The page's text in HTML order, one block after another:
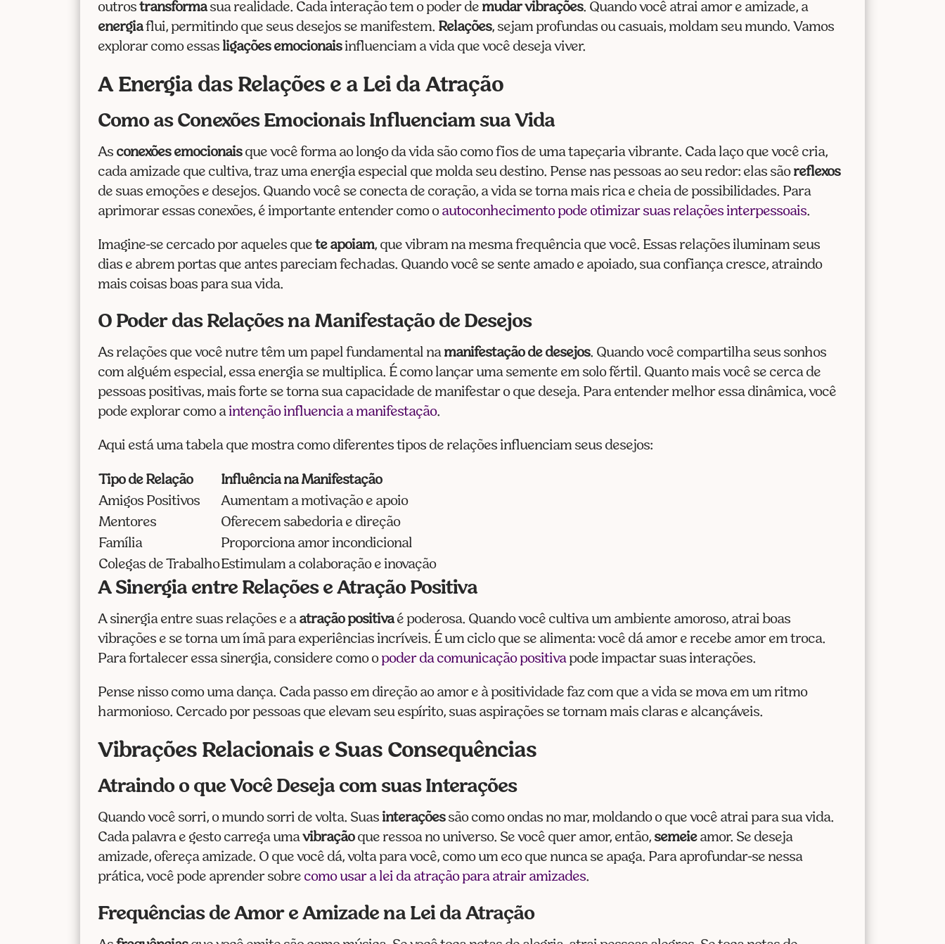
cima
ou
diminuir
o
volume.
outrostransformasua realidade. Cada interação tem o poder de mudar vibrações. Quando você atrai amor e amizade, a
energiaflui, permitindo que seus desejos se manifestem. Relações, sejam profundas ou casuais, moldam seu mundo. Vamos
explorar como essas ligações emocionaisinfluenciam a vida que você deseja viver.
A Energia das Relações e a Lei da Atração
Como as Conexões Emocionais Influenciam sua Vida
As conexões emocionaisque você forma ao longo da vida são como fios de uma tapeçaria vibrante. Cada laço que você cria,
cada amizade que cultiva, traz uma energia especial que molda seu destino. Pense nas pessoas ao seu redor: elas são reflexos
de suas emoções e desejos. Quando você se conecta de coração, a vida se torna mais rica e cheia de possibilidades. Para
aprimorar essas conexões, é importante entender como o autoconhecimento pode otimizar suas relações interpessoais.
Imagine-se cercado por aqueles quete apoiam, que vibram na mesma frequência que você. Essas relações iluminam seus
dias e abrem portas que antes pareciam fechadas. Quando você se sente amado e apoiado, sua confiança cresce, atraindo
mais coisas boas para sua vida.
O Poder das Relações na Manifestação de Desejos
As relações que você nutre têm um papel fundamental na manifestação de desejos. Quando você compartilha seus sonhos
com alguém especial, essa energia se multiplica. É como lançar uma semente em solo fértil. Quanto mais você se cerca de
pessoas positivas, mais forte se torna sua capacidade de manifestar o que deseja. Para entender melhor essa dinâmica, você
pode explorar como a intenção influencia a manifestação.
Aqui está uma tabela que mostra como diferentes tipos de relações influenciam seus desejos:
Tipo de Relação
Influência na Manifestação
Amigos Positivos
Aumentam a motivação e apoio
Mentores
Oferecem sabedoria e direção
Família
Proporciona amor incondicional
Colegas de TrabalhoEstimulam a colaboração e inovação
A Sinergia entre Relações e Atração Positiva
A sinergia entre suas relações e a atração positivaé poderosa. Quando você cultiva um ambiente amoroso, atrai boas
vibrações e se torna um ímã para experiências incríveis. É um ciclo que se alimenta: você dá amor e recebe amor em troca.
Para fortalecer essa sinergia, considere como o poder da comunicação positivapode impactar suas interações.
Pense nisso como uma dança. Cada passo em direção ao amor e à positividade faz com que a vida se mova em um ritmo
harmonioso. Cercado por pessoas que elevam seu espírito, suas aspirações se tornam mais claras e alcançáveis.
Vibrações Relacionais e Suas Consequências
Atraindo o que Você Deseja com suas Interações
Quando você sorri, o mundo sorri de volta. Suas interaçõessão como ondas no mar, moldando o que você atrai para sua vida.
Cada palavra e gesto carrega umavibraçãoque ressoa no universo. Se você quer amor, então,semeieamor. Se deseja
amizade, ofereça amizade. O que você dá, volta para você, como um eco que nunca se apaga. Para aprofundar-se nessa
prática, você pode aprender sobre como usar a lei da atração para atrair amizades.
Frequências de Amor e Amizade na Lei da Atração